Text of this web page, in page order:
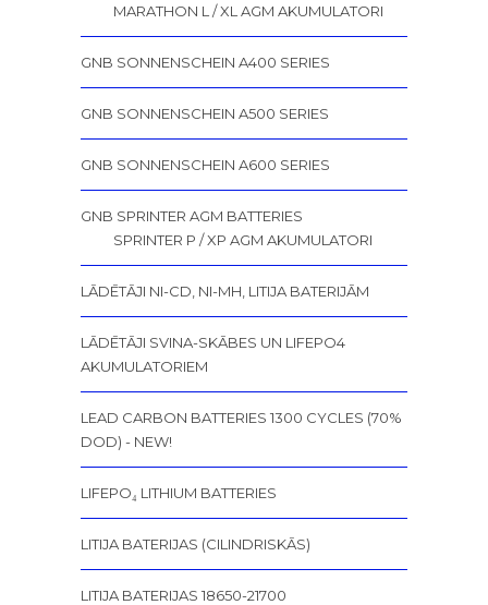
MARATHON L / XL AGM AKUMULATORI
GNB SONNENSCHEIN A400 SERIES
GNB SONNENSCHEIN A500 SERIES
GNB SONNENSCHEIN A600 SERIES
GNB SPRINTER AGM BATTERIES
SPRINTER P / XP AGM AKUMULATORI
LĀDĒTĀJI NI-CD, NI-MH, LITIJA BATERIJĀM
LĀDĒTĀJI SVINA-SKĀBES UN LIFEPO4
AKUMULATORIEM
LEAD CARBON BATTERIES 1300 CYCLES (70%
DOD) - NEW!
LIFEPO₄ LITHIUM BATTERIES
LITIJA BATERIJAS (CILINDRISKĀS)
LITIJA BATERIJAS 18650-21700